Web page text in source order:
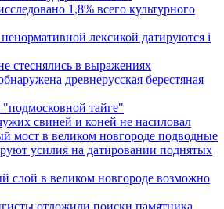
1,8% всего культурного
лексикой датируются i
стеснялись в выражениях
древнерусская берестяная
"подмосковной тайге"
свиней и коней не насиловал
мост в великом новгороде подводные
усилия на датировании поднятых
слой в великом новгороде возможно
отложили поиски памятника